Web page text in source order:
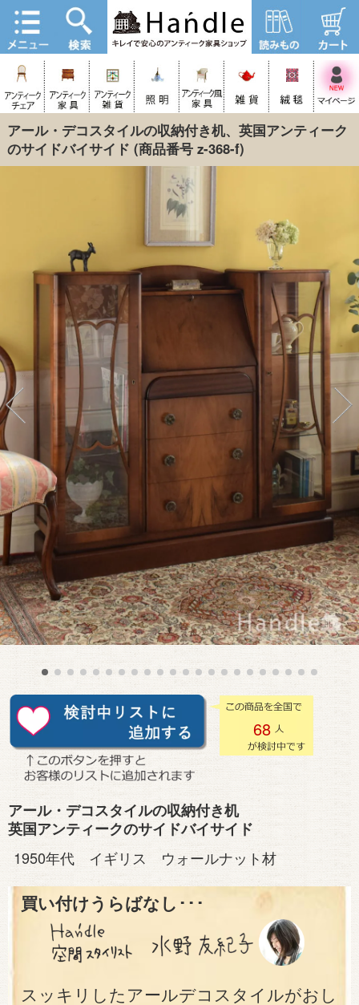
アール・デコスタイルの収納付き机、英国アンティーク
のサイドバイサイド (商品番号 z-368-f)
68
アール・デコスタイルの収納付き机
英国アンティークのサイドバイサイド
1950年代 イギリス ウォールナット材
買い付けうらばなし･･･
スッキリしたアールデコスタイルがおし